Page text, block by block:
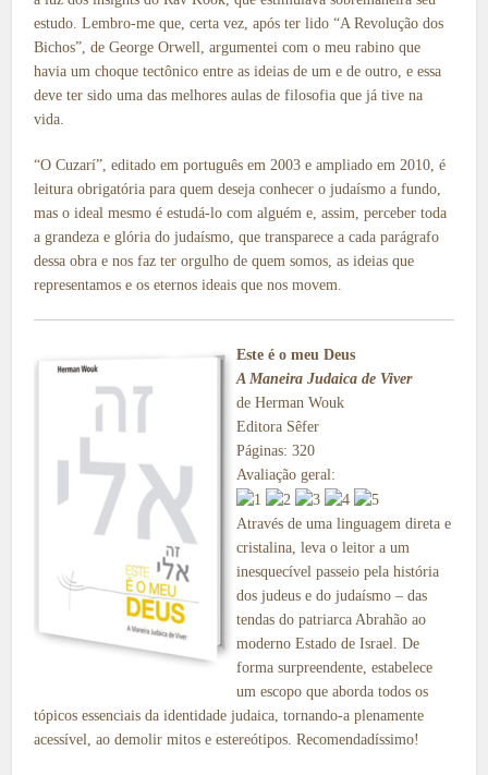
estudo. Lembro-me que, certa vez, após ter lido “A Revolução dos
Bichos”, de George Orwell, argumentei com o meu rabino que
havia um choque tectônico entre as ideias de um e de outro, e essa
deve ter sido uma das melhores aulas de filosofia que já tive na
vida.
“O Cuzarí”, editado em português em 2003 e ampliado em 2010, é
leitura obrigatória para quem deseja conhecer o judaísmo a fundo,
mas o ideal mesmo é estudá-lo com alguém e, assim, perceber toda
a grandeza e glória do judaísmo, que transparece a cada parágrafo
dessa obra e nos faz ter orgulho de quem somos, as ideias que
representamos e os eternos ideais que nos movem.
Este é o meu Deus
A Maneira Judaica de Viver
de Herman Wouk
Editora Sêfer
Páginas: 320
Avaliação geral:
Através de uma linguagem direta e
cristalina, leva o leitor a um
inesquecível passeio pela história
dos judeus e do judaísmo – das
tendas do patriarca Abrahão ao
moderno Estado de Israel. De
forma surpreendente, estabelece
um escopo que aborda todos os
tópicos essenciais da identidade judaica, tornando-a plenamente
acessível, ao demolir mitos e estereótipos. Recomendadíssimo!